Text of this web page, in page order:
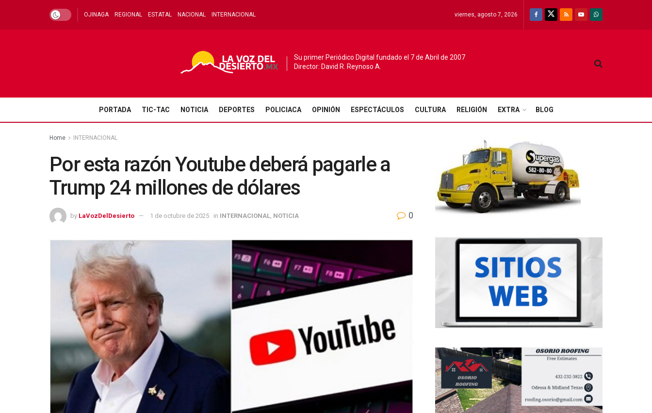
OJINAGA REGIONAL ESTATAL NACIONAL INTERNACIONAL viernes, agosto 7, 2026
Su primer Periódico Digital fundado el 7 de Abril de 2007
Director: David R. Reynoso A.
PORTADA TIC-TAC NOTICIA DEPORTES POLICIACA OPINIÓN ESPECTÁCULOS CULTURA RELIGIÓN EXTRA BLOG
Home INTERNACIONAL
Por esta razón Youtube deberá pagarle a
Trump 24 millones de dólares
by LaVozDelDesierto 1 de octubre de 2025 in INTERNACIONAL NOTICIA 0